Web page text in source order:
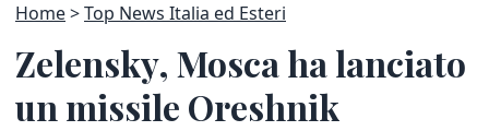
Home Top News Italia ed Esteri
Zelensky, Mosca ha lanciato
un missile Oreshnik